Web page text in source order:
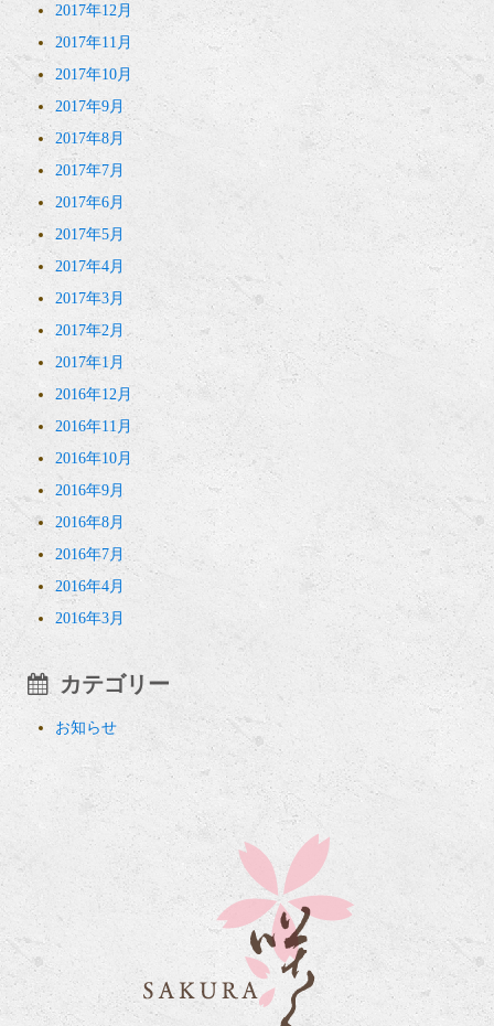
2017年12月
2017年11月
2017年10月
2017年9月
2017年8月
2017年7月
2017年6月
2017年5月
2017年4月
2017年3月
2017年2月
2017年1月
2016年12月
2016年11月
2016年10月
2016年9月
2016年8月
2016年7月
2016年4月
2016年3月
カテゴリー
お知らせ